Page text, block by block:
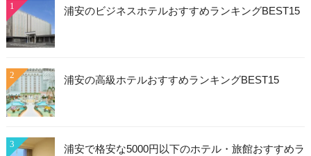
1 浦安のビジネスホテルおすすめランキングBEST15
2 浦安の高級ホテルおすすめランキングBEST15
3
浦安で格安な5000円以下のホテル・旅館おすすめラ